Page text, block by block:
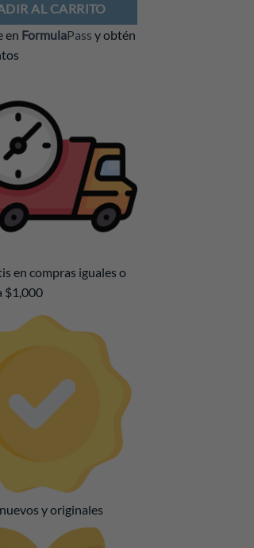
AL CARRITO
en FormulaPass y obtén
en compras iguales o
$1,000
y originales